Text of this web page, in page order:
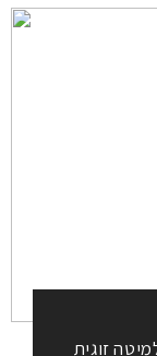
זוגית